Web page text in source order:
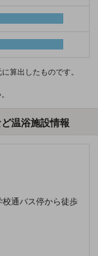
算出したものです。
温浴施設情報
校通バス停から徒歩